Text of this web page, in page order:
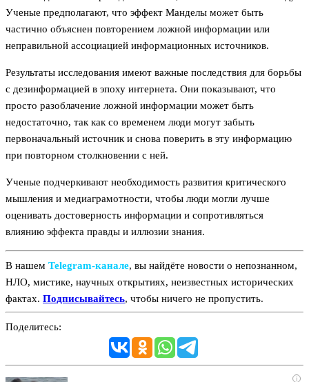
Ученые предполагают, что эффект Манделы может быть
частично объяснен повторением ложной информации или
неправильной ассоциацией информационных источников.
Результаты исследования имеют важные последствия для борьбы
с дезинформацией в эпоху интернета. Они показывают, что
просто разоблачение ложной информации может быть
недостаточно, так как со временем люди могут забыть
первоначальный источник и снова поверить в эту информацию
при повторном столкновении с ней.
Ученые подчеркивают необходимость развития критического
мышления и медиаграмотности, чтобы люди могли лучше
оценивать достоверность информации и сопротивляться
влиянию эффекта правды и иллюзии знания.
В нашем Telegram‑канале, вы найдёте новости о непознанном,
НЛО, мистике, научных открытиях, неизвестных исторических
фактах. Подписывайтесь, чтобы ничего не пропустить.
Поделитесь:
i